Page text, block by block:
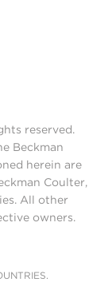
reserved.
Beckman
herein are
Coulter,
All other
owners.